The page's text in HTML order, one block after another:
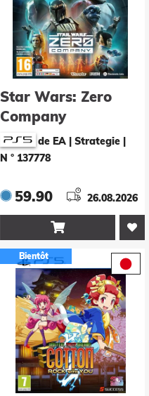
Star Wars: Zero
Company
de EA | Strategie
N ° 137778
59.90 26.08.2026

Bientôt